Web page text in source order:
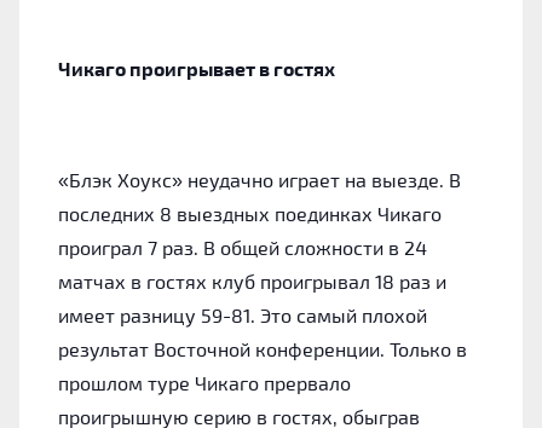
Чикаго проигрывает в гостях
«Блэк Хоукс» неудачно играет на выезде. В
последних 8 выездных поединках Чикаго
проиграл 7 раз. В общей сложности в 24
матчах в гостях клуб проигрывал 18 раз и
имеет разницу 59-81. Это самый плохой
результат Восточной конференции. Только в
прошлом туре Чикаго прервало
проигрышную серию в гостях, обыграв